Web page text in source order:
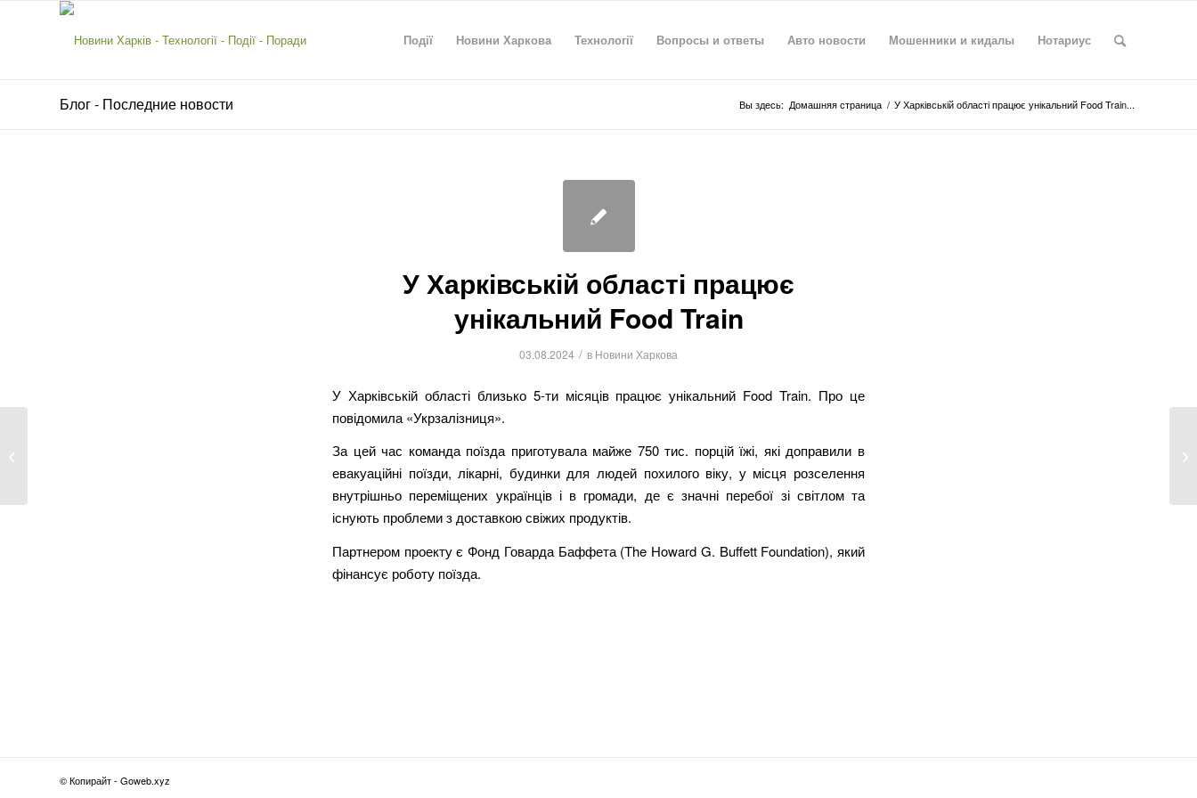
Події Новини Харкова Технології Вопросы и ответы Авто новости Мошенники и кидалы Нотариус
Блог - Последние новости Вы здесь: Домашняя страница / У Харківській області працює унікальний Food Train...
У Харківській області працює
унікальний Food Train
03.08.2024 / в Новини Харкова
У Харківській області близько 5-ти місяців працює унікальний Food Train. Про це
повідомила «Укрзалізниця».
За цей час команда поїзда приготувала майже 750 тис. порцій їжі, які доправили в
евакуаційні поїзди, лікарні, будинки для людей похилого віку, у місця розселення
внутрішньо переміщених українців і в громади, де є значні перебої зі світлом та
існують проблеми з доставкою свіжих продуктів.
Партнером проекту є Фонд Говарда Баффета (The Howard G. Buffett Foundation), який
фінансує роботу поїзда.
© Копирайт - Goweb.xyz